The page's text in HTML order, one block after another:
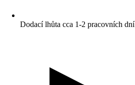
Dodací lhůta cca 1-2 pracovních dní